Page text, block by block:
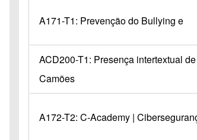
A171-T1: Prevenção do Bullying e
ACD200-T1: Presença intertextual de
Camões
A172-T2: C-Academy |